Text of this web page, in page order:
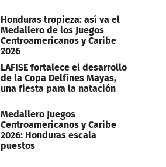
Honduras tropieza: así va el
Medallero de los Juegos
Centroamericanos y Caribe
2026
LAFISE fortalece el desarrollo
de la Copa Delfines Mayas,
una fiesta para la natación
Medallero Juegos
Centroamericanos y Caribe
2026: Honduras escala
puestos